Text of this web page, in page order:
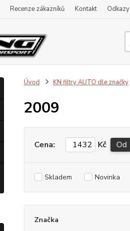
Recenze zákazníků Kontakt Odkazy
Úvod KN filtry AUTO dle značky
2009
Cena: Kč Od
Skladem Novinka
Značka